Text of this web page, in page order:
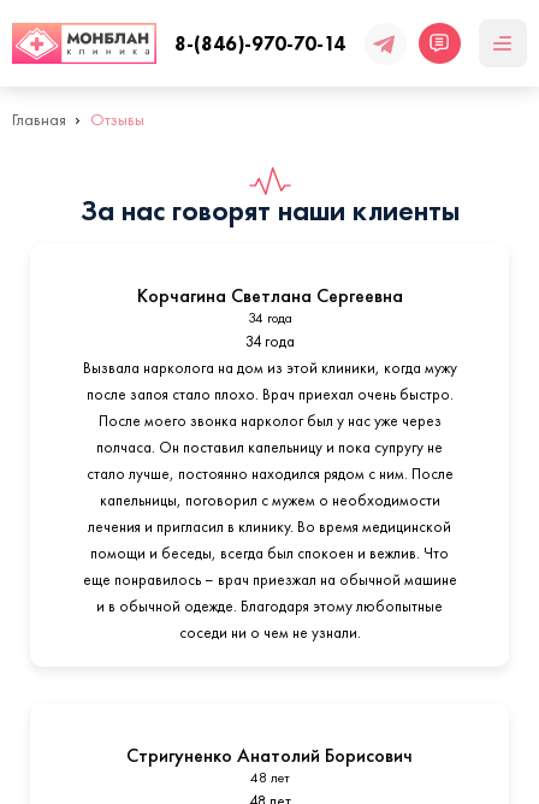
8-(846)-970-70-14
Главная Отзывы
За нас говорят наши клиенты
Корчагина Светлана Сергеевна
34 года
34 года
Вызвала нарколога на дом из этой клиники, когда мужу
после запоя стало плохо. Врач приехал очень быстро.
После моего звонка нарколог был у нас уже через
полчаса. Он поставил капельницу и пока супругу не
стало лучше, постоянно находился рядом с ним. После
капельницы, поговорил с мужем о необходимости
лечения и пригласил в клинику. Во время медицинской
помощи и беседы, всегда был спокоен и вежлив. Что
еще понравилось – врач приезжал на обычной машине
и в обычной одежде. Благодаря этому любопытные
соседи ни о чем не узнали.
Стригуненко Анатолий Борисович
48 лет